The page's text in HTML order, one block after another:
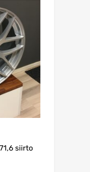
siirto